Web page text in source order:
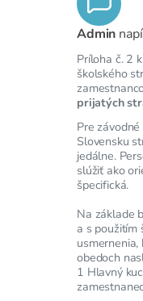
Admin
Príloha č. 2
školského
prijatých
Pre
Slovensku
jedálne.
slúžiť ako
špecifická.
Na základe
a s použitím
obedoch
1 Hlavný
zamestnanec